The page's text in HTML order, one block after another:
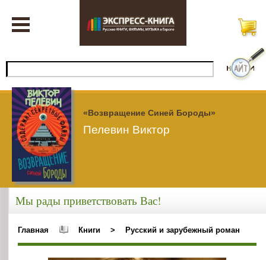
«Возвращение Синей Бороды»
Пелевин Виктор
Мы рады приветствовать Вас!
Главная Книги > Русский и зарубежный роман